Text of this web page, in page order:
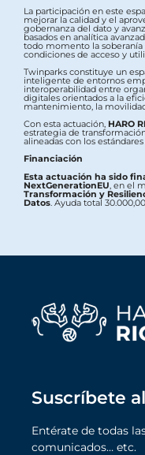
La participación en este
mejorar la calidad y el
gobernanza del dato y
basados en analítica
todo momento la soberanía
condiciones de acceso y
Twinparks constituye un
inteligente de entornos
interoperabilidad entre
digitales orientados a la
mantenimiento, la
Con esta actuación, HARO
estrategia de
alineadas con los
Financiación
Esta actuación ha sido
NextGenerationEU , en el
Transformación y
Datos . Ayuda total
Suscríbete
Entérate de todas
comunicados… etc.